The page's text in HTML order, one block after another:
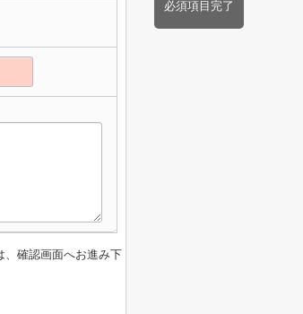
必須項目完了
、確認画面へお進み下